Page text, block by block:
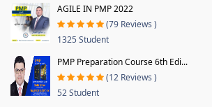
AGILE IN PMP 2022
(79 Reviews )
1325 Student
PMP Preparation Course 6th Edi...
(12 Reviews )
52 Student